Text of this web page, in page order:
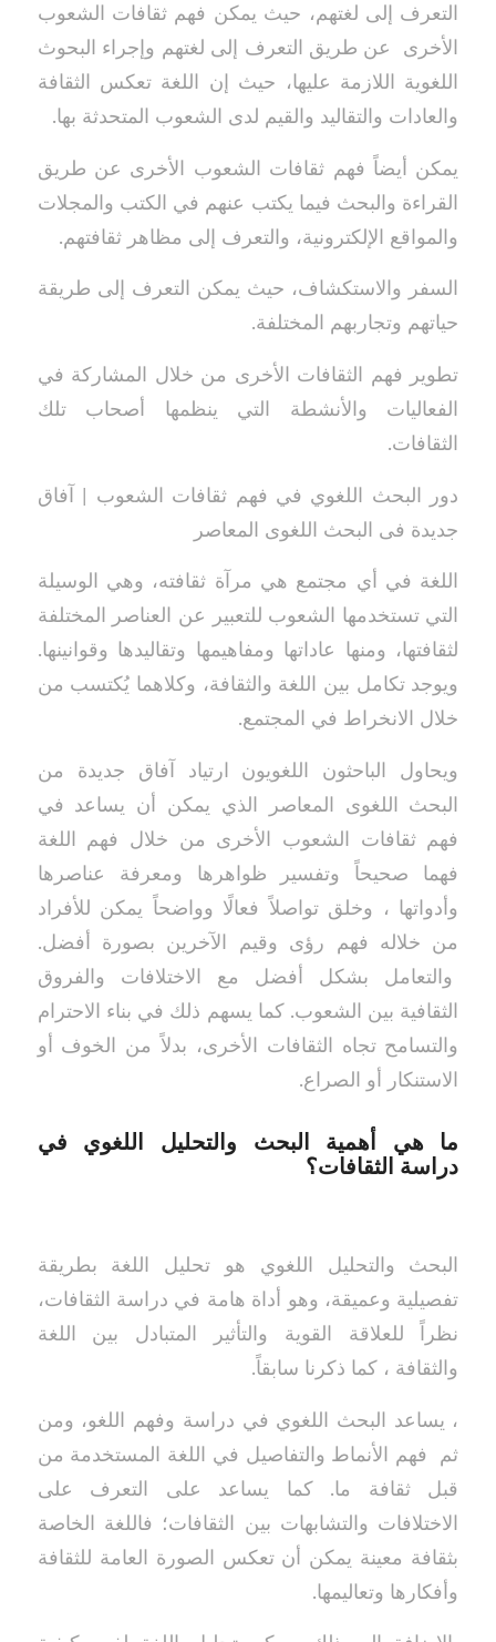
التعرف إلى لغتهم، حيث يمكن فهم ثقافات الشعوب
الأخرى عن طريق التعرف إلى لغتهم وإجراء البحوث
اللغوية اللازمة عليها، حيث إن اللغة تعكس الثقافة
والعادات والتقاليد والقيم لدى الشعوب المتحدثة بها.
يمكن أيضاً فهم ثقافات الشعوب الأخرى عن طريق
القراءة والبحث فيما يكتب عنهم في الكتب والمجلات
والمواقع الإلكترونية، والتعرف إلى مظاهر ثقافتهم.
السفر والاستكشاف، حيث يمكن التعرف إلى طريقة
حياتهم وتجاربهم المختلفة.
تطوير فهم الثقافات الأخرى من خلال المشاركة في
الفعاليات والأنشطة التي ينظمها أصحاب تلك
الثقافات.
دور البحث اللغوي في فهم ثقافات الشعوب | آفاق
جديدة فى البحث اللغوى المعاصر
اللغة في أي مجتمع هي مرآة ثقافته، وهي الوسيلة
التي تستخدمها الشعوب للتعبير عن العناصر المختلفة
لثقافتها، ومنها عاداتها ومفاهيمها وتقاليدها وقوانينها.
ويوجد تكامل بين اللغة والثقافة، وكلاهما يُكتسب من
خلال الانخراط في المجتمع.
ويحاول الباحثون اللغويون ارتياد آفاق جديدة من
البحث اللغوى المعاصر الذي يمكن أن يساعد في
فهم ثقافات الشعوب الأخرى من خلال فهم اللغة
فهما صحيحاً وتفسير ظواهرها ومعرفة عناصرها
وأدواتها ، وخلق تواصلاً فعالًا وواضحاً يمكن للأفراد
من خلاله فهم رؤى وقيم الآخرين بصورة أفضل.
والتعامل بشكل أفضل مع الاختلافات والفروق
الثقافية بين الشعوب. كما يسهم ذلك في بناء الاحترام
والتسامح تجاه الثقافات الأخرى، بدلاً من الخوف أو
الاستنكار أو الصراع.
ما هي أهمية البحث والتحليل اللغوي في
دراسة الثقافات؟
البحث والتحليل اللغوي هو تحليل اللغة بطريقة
تفصيلية وعميقة، وهو أداة هامة في دراسة الثقافات،
نظراً للعلاقة القوية والتأثير المتبادل بين اللغة
والثقافة ، كما ذكرنا سابقاً.
، يساعد البحث اللغوي في دراسة وفهم اللغو، ومن
ثم فهم الأنماط والتفاصيل في اللغة المستخدمة من
قبل ثقافة ما. كما يساعد على التعرف على
الاختلافات والتشابهات بين الثقافات؛ فاللغة الخاصة
بثقافة معينة يمكن أن تعكس الصورة العامة للثقافة
وأفكارها وتعاليمها.